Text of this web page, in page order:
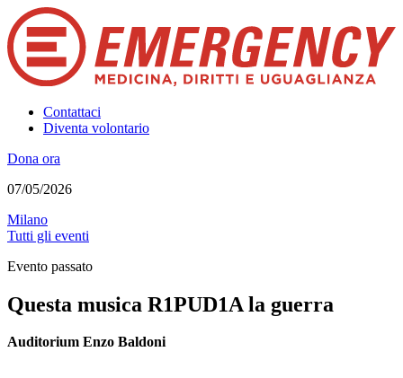
Contattaci
Diventa volontario
Dona ora
07/05/2026
Milano
Tutti gli eventi
Evento passato
Questa musica R1PUD1A la guerra
Auditorium Enzo Baldoni